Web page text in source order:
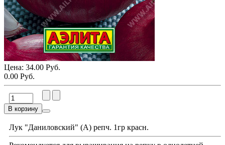
Цена: 34.00 Руб.
0.00 Руб.
В корзину
Лук "Даниловский" (А) репч. 1гр красн.